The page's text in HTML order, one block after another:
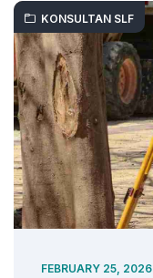
KONSULTAN SLF
FEBRUARY 25, 2026